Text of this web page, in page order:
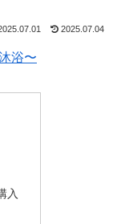
2025.07.04
浴〜
入